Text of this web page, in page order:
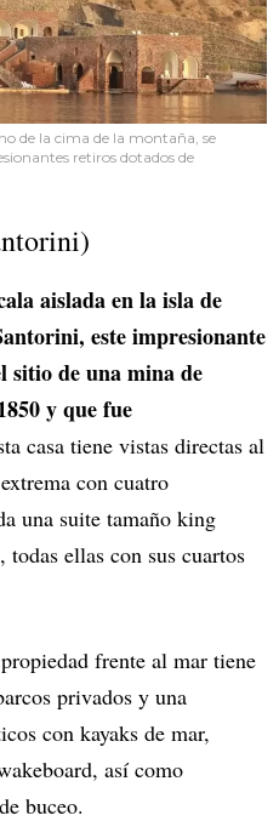
de la cima de la montaña, se
retiros dotados de
aislada en la isla de
este impresionante
sitio de una mina de
y que fue
casa tiene vistas directas al
con cuatro
una suite tamaño king
todas ellas con sus cuartos
frente al mar tiene
privados y una
con kayaks de mar,
así como
buceo.